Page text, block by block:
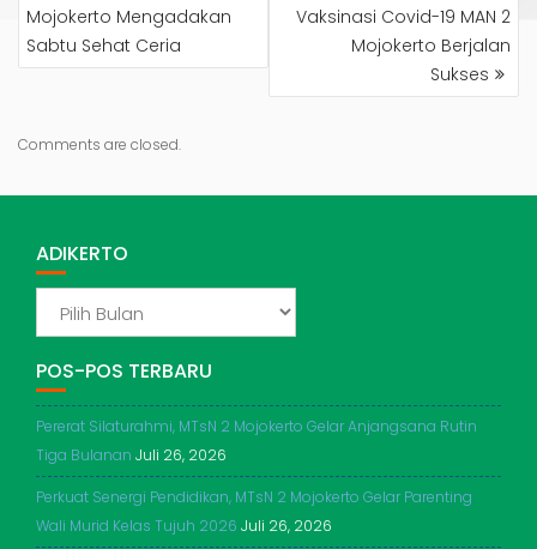
Mojokerto Mengadakan
Sabtu Sehat Ceria
Vaksinasi Covid-19 MAN 2
Mojokerto Berjalan
Sukses
Comments are closed.
ADIKERTO
POS-POS TERBARU
Pererat Silaturahmi, MTsN 2 Mojokerto Gelar Anjangsana Rutin
Tiga Bulanan Juli 26, 2026
Perkuat Senergi Pendidikan, MTsN 2 Mojokerto Gelar Parenting
Wali Murid Kelas Tujuh 2026 Juli 26, 2026